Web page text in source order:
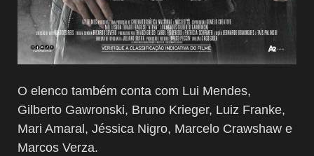
O elenco também conta com Lui Mendes,
Gilberto Gawronski, Bruno Krieger, Luiz Franke,
Mari Amaral, Jéssica Nigro, Marcelo Crawshaw e
Marcos Verza.